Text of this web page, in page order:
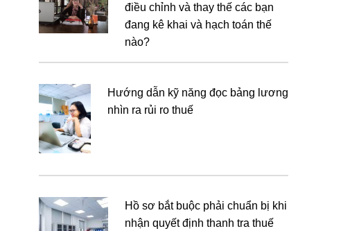
điều chỉnh và thay thế các bạn
đang kê khai và hạch toán thế
nào?
Hướng dẫn kỹ năng đọc bảng lương
nhìn ra rủi ro thuế
Hồ sơ bắt buộc phải chuẩn bị khi
nhận quyết định thanh tra thuế